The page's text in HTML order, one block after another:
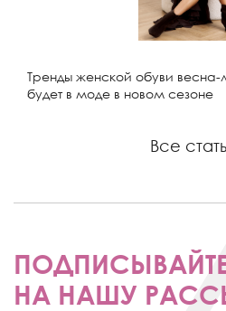
Тренды женской обуви весна-
будет в моде в новом сезоне
Все
НА НАШУ